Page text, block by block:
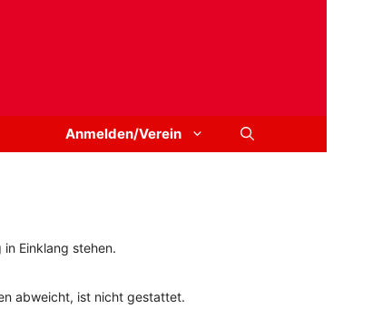
Anmelden/Verein
Einklang stehen.
abweicht, ist nicht gestattet.